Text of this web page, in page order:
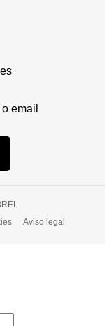
email
Aviso legal